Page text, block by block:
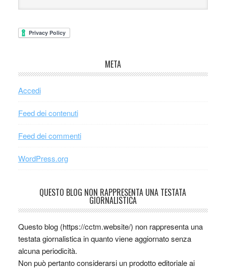
META
Accedi
Feed dei contenuti
Feed dei commenti
WordPress.org
QUESTO BLOG NON RAPPRESENTA UNA TESTATA
GIORNALISTICA
Questo blog (https://cctm.website/) non rappresenta una
testata giornalistica in quanto viene aggiornato senza
alcuna periodicità.
Non può pertanto considerarsi un prodotto editoriale ai